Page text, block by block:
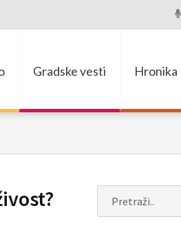
Gradske vesti Hronika